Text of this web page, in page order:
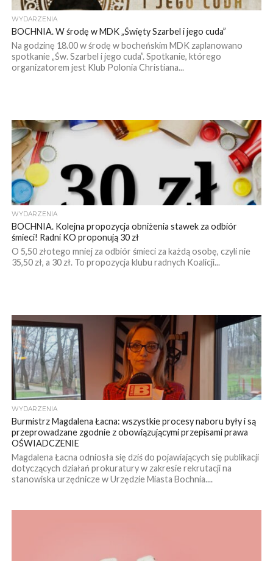
WYDARZENIA
BOCHNIA. W środę w MDK „Święty Szarbel i jego cuda”
Na godzinę 18.00 w środę w bocheńskim MDK zaplanowano
spotkanie „Św. Szarbel i jego cuda”. Spotkanie, którego
organizatorem jest Klub Polonia Christiana...
WYDARZENIA
BOCHNIA. Kolejna propozycja obniżenia stawek za odbiór
śmieci! Radni KO proponują 30 zł
O 5,50 złotego mniej za odbiór śmieci za każdą osobę, czyli nie
35,50 zł, a 30 zł. To propozycja klubu radnych Koalicji...
WYDARZENIA
Burmistrz Magdalena Łacna: wszystkie procesy naboru były i są
przeprowadzane zgodnie z obowiązującymi przepisami prawa
OŚWIADCZENIE
Magdalena Łacna odniosła się dziś do pojawiających się publikacji
dotyczących działań prokuratury w zakresie rekrutacji na
stanowiska urzędnicze w Urzędzie Miasta Bochnia....